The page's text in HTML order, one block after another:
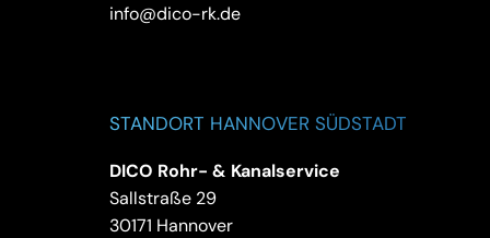
info@dico-rk.de
STANDORT HANNOVER SÜDSTADT
DICO Rohr- & Kanalservice
Sallstraße 29
30171 Hannover